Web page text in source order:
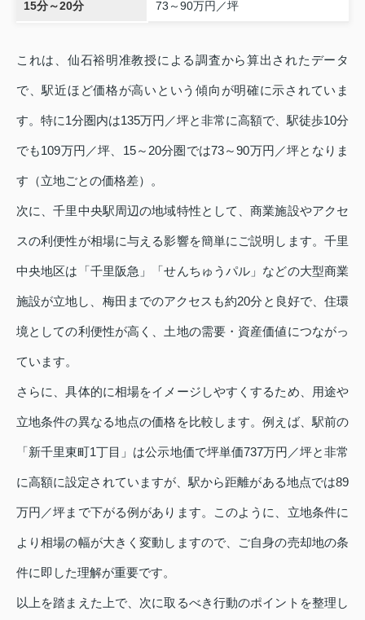
15分～20分 73～90万円／坪
これは、仙石裕明准教授による調査から算出されたデータ
で、駅近ほど価格が高いという傾向が明確に示されていま
す。特に1分圏内は135万円／坪と非常に高額で、駅徒歩10分
でも109万円／坪、15～20分圏では73～90万円／坪となりま
す（立地ごとの価格差）。
次に、千里中央駅周辺の地域特性として、商業施設やアクセ
スの利便性が相場に与える影響を簡単にご説明します。千里
中央地区は「千里阪急」「せんちゅうパル」などの大型商業
施設が立地し、梅田までのアクセスも約20分と良好で、住環
境としての利便性が高く、土地の需要・資産価値につながっ
ています。
さらに、具体的に相場をイメージしやすくするため、用途や
立地条件の異なる地点の価格を比較します。例えば、駅前の
「新千里東町1丁目」は公示地価で坪単価737万円／坪と非常
に高額に設定されていますが、駅から距離がある地点では89
万円／坪まで下がる例があります。このように、立地条件に
より相場の幅が大きく変動しますので、ご自身の売却地の条
件に即した理解が重要です。
以上を踏まえた上で、次に取るべき行動のポイントを整理し